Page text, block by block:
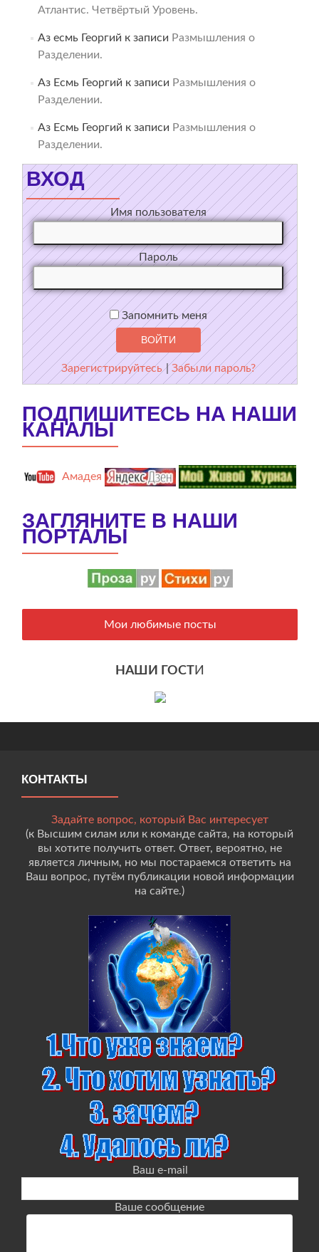
Атлантис. Четвёртый Уровень.
Аз есмь Георгий к записи Размышления о
Разделении.
Аз Есмь Георгий к записи Размышления о
Разделении.
Аз Есмь Георгий к записи Размышления о
Разделении.
ВХОД
Имя пользователя
Пароль
Запомнить меня
Зарегистрируйтесь |Забыли пароль?
ПОДПИШИТЕСЬ НА НАШИ
КАНАЛЫ
Амадея
ЗАГЛЯНИТЕ В НАШИ
ПОРТАЛЫ
Мои любимые посты
НАШИ ГОСТИ
КОНТАКТЫ
Задайте вопрос, который Вас интересует
(к Высшим силам или к команде сайта, на который
вы хотите получить ответ. Ответ, вероятно, не
является личным, но мы постараемся ответить на
Ваш вопрос, путём публикации новой информации
на сайте.)
Ваш e-mail
Ваше сообщение